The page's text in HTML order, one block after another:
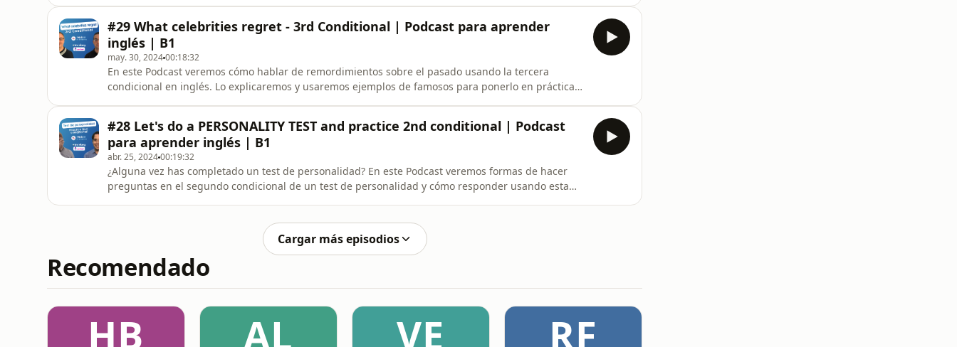
#29 What celebrities regret - 3rd Conditional | Podcast para aprender
inglés | B1
may. 30, 202400:18:32
En este Podcast veremos cómo hablar de remordimientos sobre el pasado usando la tercera
condicional en inglés. Lo explicaremos y usaremos ejemplos de famosos para ponerlo en práctica.
#28 Let's do a PERSONALITY TEST and practice 2nd conditional | Podcast
para aprender inglés | B1
abr. 25, 202400:19:32
¿Alguna vez has completado un test de personalidad? En este Podcast veremos formas de hacer
preguntas en el segundo condicional de un test de personalidad y cómo responder usando esta
Cargar más episodios
Recomendado
HB AL VE RF